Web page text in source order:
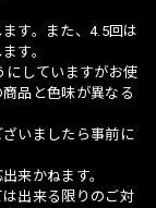
す。また、4.5回は
す。
にしていますがお使
品と色味が異なる
いましたら事前に
来かねます。
出来る限りのご対